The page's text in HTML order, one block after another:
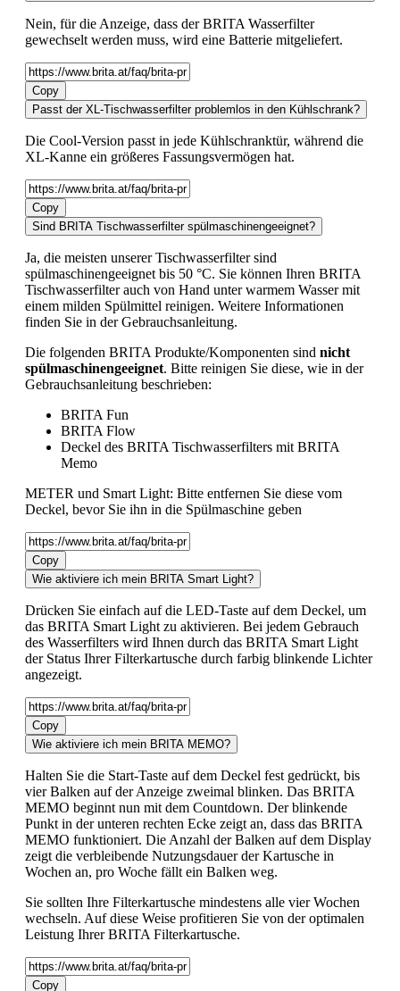
Nein, für die Anzeige, dass der BRITA Wasserfilter
gewechselt werden muss, wird eine Batterie mitgeliefert.
Copy
Passt der XL-Tischwasserfilter problemlos in den Kühlschrank?
Die Cool-Version passt in jede Kühlschranktür, während die
XL-Kanne ein größeres Fassungsvermögen hat.
Copy
Sind BRITA Tischwasserfilter spülmaschinengeeignet?
Ja, die meisten unserer Tischwasserfilter sind
spülmaschinengeeignet bis 50 °C. Sie können Ihren BRITA
Tischwasserfilter auch von Hand unter warmem Wasser mit
einem milden Spülmittel reinigen. Weitere Informationen
finden Sie in der Gebrauchsanleitung.
Die folgenden BRITA Produkte/Komponenten sind nicht
spülmaschinengeeignet. Bitte reinigen Sie diese, wie in der
Gebrauchsanleitung beschrieben:
BRITA Fun
BRITA Flow
Deckel des BRITA Tischwasserfilters mit BRITA
Memo
METER und Smart Light: Bitte entfernen Sie diese vom
Deckel, bevor Sie ihn in die Spülmaschine geben
Copy
Wie aktiviere ich mein BRITA Smart Light?
Drücken Sie einfach auf die LED-Taste auf dem Deckel, um
das BRITA Smart Light zu aktivieren. Bei jedem Gebrauch
des Wasserfilters wird Ihnen durch das BRITA Smart Light
der Status Ihrer Filterkartusche durch farbig blinkende Lichter
angezeigt.
Copy
Wie aktiviere ich mein BRITA MEMO?
Halten Sie die Start-Taste auf dem Deckel fest gedrückt, bis
vier Balken auf der Anzeige zweimal blinken. Das BRITA
MEMO beginnt nun mit dem Countdown. Der blinkende
Punkt in der unteren rechten Ecke zeigt an, dass das BRITA
MEMO funktioniert. Die Anzahl der Balken auf dem Display
zeigt die verbleibende Nutzungsdauer der Kartusche in
Wochen an, pro Woche fällt ein Balken weg.
Sie sollten Ihre Filterkartusche mindestens alle vier Wochen
wechseln. Auf diese Weise profitieren Sie von der optimalen
Leistung Ihrer BRITA Filterkartusche.
Copy